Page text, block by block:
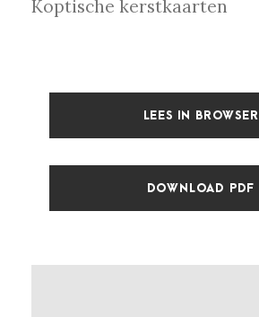
Koptische kerstkaarten
LEES IN BROWSER
DOWNLOAD PDF